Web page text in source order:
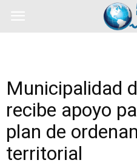
Municipalidad
recibe apoyo
plan de
territorial